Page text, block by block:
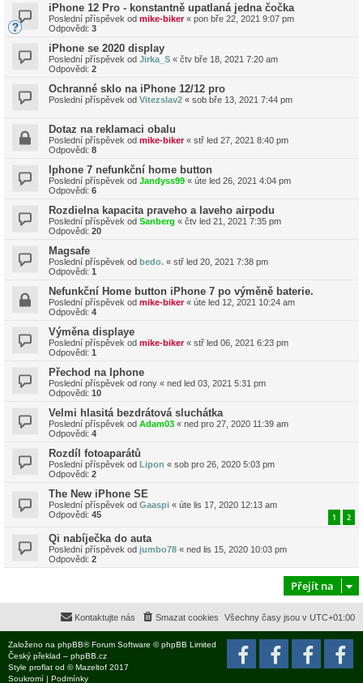
iPhone 12 Pro - konstantně upatlaná jedna čočka
Poslední příspěvek od mike-biker« pon bře 22, 2021 9:07 pm
Odpovědi: 3
iPhone se 2020 display
Poslední příspěvek od Jirka_S « čtv bře 18, 2021 7:20 am
Odpovědi: 2
Ochranné sklo na iPhone 12/12 pro
Poslední příspěvek od Vitezslav2 « sob bře 13, 2021 7:44 pm
Dotaz na reklamaci obalu
Poslední příspěvek od mike-biker« stř led 27, 2021 8:40 pm
Odpovědi: 8
Iphone 7 nefunkční home button
Poslední příspěvek od Jandyss99 « úte led 26, 2021 4:04 pm
Odpovědi: 6
Rozdielna kapacita praveho a laveho airpodu
Poslední příspěvek od Sanberg « čtv led 21, 2021 7:35 pm
Odpovědi: 20
Magsafe
Poslední příspěvek od bedo. « stř led 20, 2021 7:38 pm
Odpovědi: 1
Nefunkční Home button iPhone 7 po výměně baterie.
Poslední příspěvek od mike-biker« úte led 12, 2021 10:24 am
Odpovědi: 4
Výměna displaye
Poslední příspěvek od mike-biker« stř led 06, 2021 6:23 pm
Odpovědi: 1
Přechod na Iphone
Poslední příspěvek od rony « ned led 03, 2021 5:31 pm
Odpovědi: 10
Velmi hlasitá bezdrátová sluchátka
Poslední příspěvek od Adam03 « ned pro 27, 2020 11:39 am
Odpovědi: 4
Rozdíl fotoaparátů
Poslední příspěvek od Lipon « sob pro 26, 2020 5:03 pm
Odpovědi: 2
The New iPhone SE
Poslední příspěvek od Gaaspi « úte lis 17, 2020 12:13 am
Odpovědi: 45 1 2
Qi nabíječka do auta
Poslední příspěvek od jumbo78 « ned lis 15, 2020 10:03 pm
Odpovědi: 2
Přejít na
Všechny časy jsou v UTC+01:00
Smazat cookies
Kontaktujte nás
Založeno na phpBB® Forum Software © phpBB Limited
Český překlad – phpBB.cz
Style proflat od ©Mazeltof 2017
Soukromí | Podmínky